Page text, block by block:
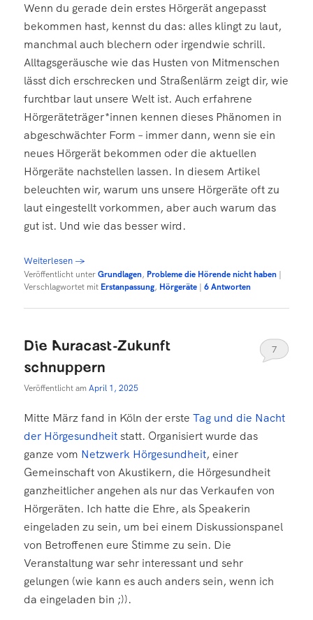
Wenn du gerade dein erstes Hörgerät angepasst
bekommen hast, kennst du das: alles klingt zu laut,
manchmal auch blechern oder irgendwie schrill.
Alltagsgeräusche wie das Husten von Mitmenschen
lässt dich erschrecken und Straßenlärm zeigt dir, wie
furchtbar laut unsere Welt ist. Auch erfahrene
Hörgeräteträger*innen kennen dieses Phänomen in
abgeschwächter Form – immer dann, wenn sie ein
neues Hörgerät bekommen oder die aktuellen
Hörgeräte nachstellen lassen. In diesem Artikel
beleuchten wir, warum uns unsere Hörgeräte oft zu
laut eingestellt vorkommen, aber auch warum das
gut ist. Und wie das besser wird.
Weiterlesen→
Veröffentlicht unterGrundlagen, Probleme die Hörende nicht haben |
Verschlagwortet mit Erstanpassung, Hörgeräte |6Antworten
Die Auracast-Zukunft
schnuppern
Veröffentlicht amApril 1, 2025
7
Mitte März fand in Köln der ersteTag und die Nacht
der Hörgesundheitstatt. Organisiert wurde das
ganze vom Netzwerk Hörgesundheit, einer
Gemeinschaft von Akustikern, die Hörgesundheit
ganzheitlicher angehen als nur das Verkaufen von
Hörgeräten. Ich hatte die Ehre, als Speakerin
eingeladen zu sein, um bei einem Diskussionspanel
von Betroffenen eure Stimme zu sein. Die
Veranstaltung war sehr interessant und sehr
gelungen (wie kann es auch anders sein, wenn ich
da eingeladen bin ;)).